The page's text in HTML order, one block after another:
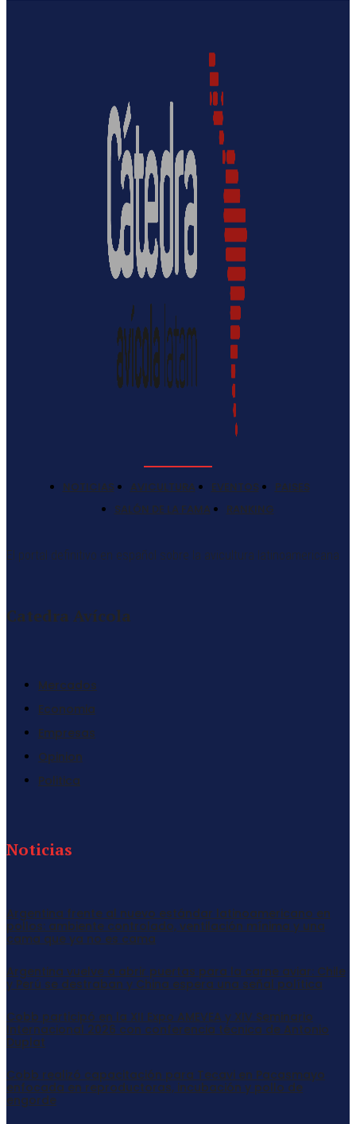
NOTICIAS AVICULTURA EVENTOS
PAISES
SALÓN DE LA FAMA
RANKING
El portal definitivo en español sobre la avicultura latinoamericana
Catedra Avícola
Mercados
Economia
Empresas
Opinion
Politica
Noticias
Argentina frente al nuevo estándar latinoamericano en
pollos: ambiente controlado, ventilación mínima y una
cama que ya no es cama
Argentina vuelve a abrir puertas para la carne aviar: Chile
y Perú se destraban y China espera una señal política
Cobb participó en la XII Expo AMEVEA y XIV Seminario
Internacional 2026 con conferencia técnica de Antonio
Duplat
Cobb realizó capacitación para Tecavi en Pacasmayo
enfocada en reproductoras, incubación y pollo de
engorde